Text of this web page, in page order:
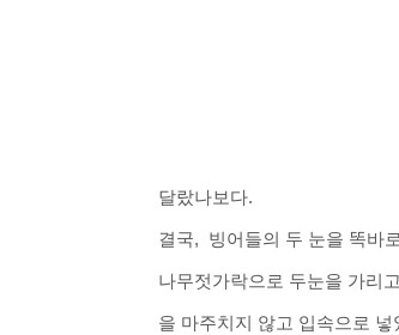
달랐나보다.
결국, 빙어들의 두 눈을 똑바
나무젓가락으로 두눈을 가리
을 마주치 지 않고 입속으로 넣